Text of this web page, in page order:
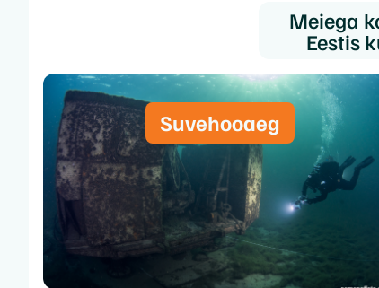
Meiega
Eestis
Suvehooaeg